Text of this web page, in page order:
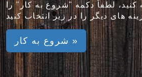
کنید، لطفاً دکمه "شروع به کار" را
شروع به کار »